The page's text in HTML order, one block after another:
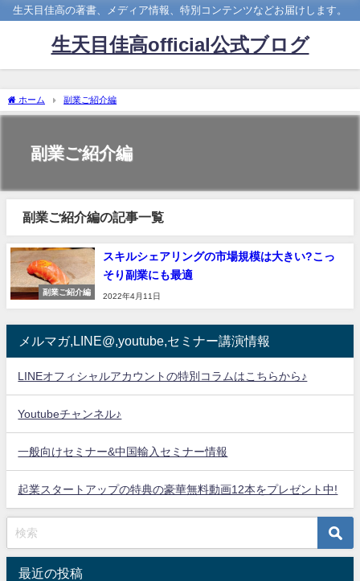
生天目佳高の著書、メディア情報、特別コンテンツなどお届けします。
生天目佳高official公式ブログ
ホーム 副業ご紹介編
副業ご紹介編
副業ご紹介編の記事一覧
副業ご紹介編
スキルシェアリングの市場規模は大きい?こっ
そり副業にも最適
2022年4月11日
メルマガ,LINE@,youtube,セミナー講演情報
LINEオフィシャルアカウントの特別コラムはこちらから♪
Youtubeチャンネル♪
一般向けセミナー&中国輸入セミナー情報
起業スタートアップの特典の豪華無料動画12本をプレゼント中!
最近の投稿